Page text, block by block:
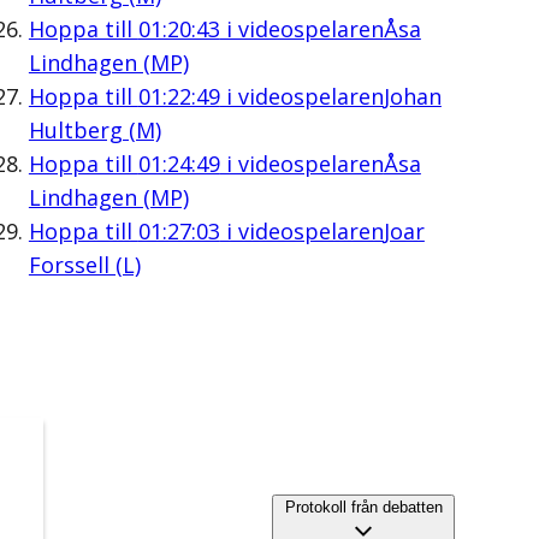
Hoppa till 01:20:43 i videospelarenÅsa
Lindhagen (MP)
Hoppa till 01:22:49i videospelarenJohan
Hultberg (M)
Hoppa till 01:24:49i videospelarenÅsa
Lindhagen (MP)
Hoppa till 01:27:03 i videospelarenJoar
Forssell (L)
Protokoll från debatten